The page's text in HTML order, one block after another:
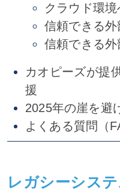
クラウド環
信頼できる
信頼できる
カオピーズが提
援
2025年の崖を避
よくある質問（
レガシーシス